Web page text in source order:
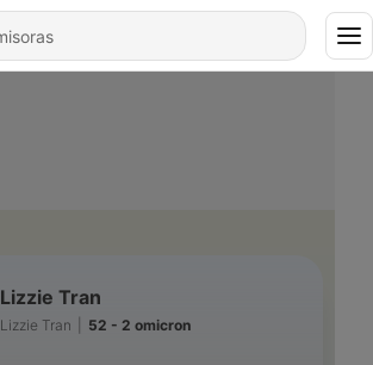
Lizzie Tran
Lizzie Tran 52 - 2 omicron